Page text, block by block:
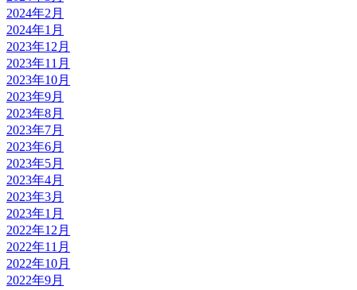
2024年2月
2024年1月
2023年12月
2023年11月
2023年10月
2023年9月
2023年8月
2023年7月
2023年6月
2023年5月
2023年4月
2023年3月
2023年1月
2022年12月
2022年11月
2022年10月
2022年9月